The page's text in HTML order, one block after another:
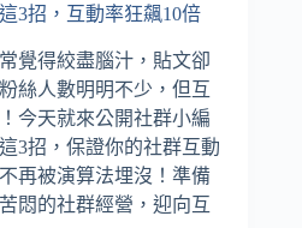
3招，互動率狂飆10倍
覺得絞盡腦汁，貼文卻
絲人數明明不少，但互
今天就來公開社群小編
3招，保證你的社群互動
再被演算法埋沒！準備
悶的社群經營，迎向互